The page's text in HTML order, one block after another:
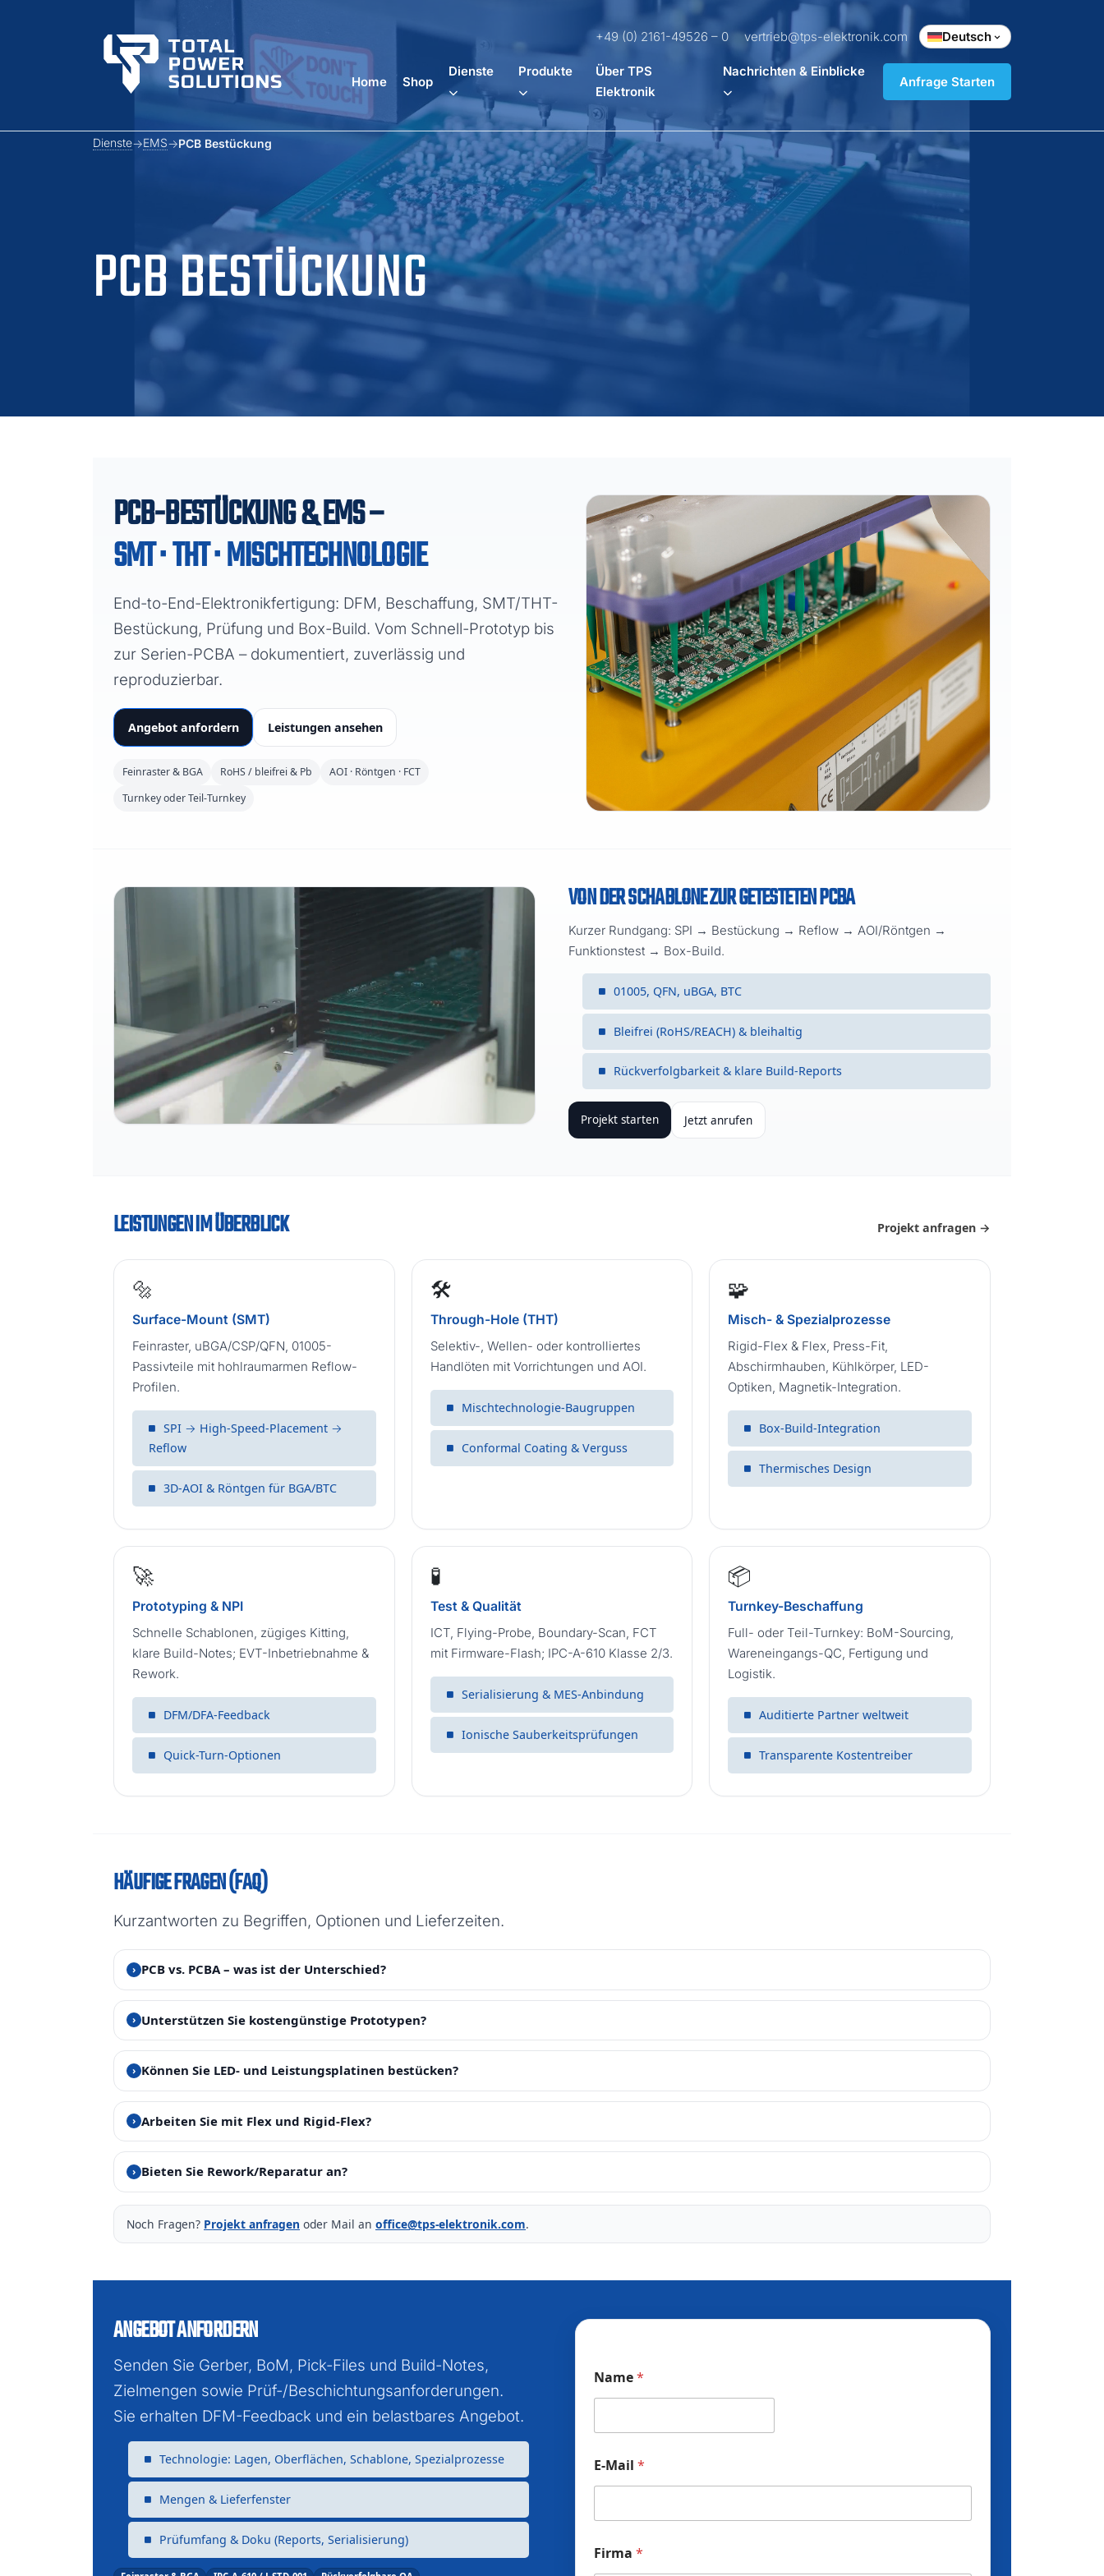
+49 (0) 2161-49526 – 0 vertrieb@tps-elektronik.com Deutsch
Home Shop
Dienste Produkte
Über TPS
Elektronik
Nachrichten & Einblicke
Anfrage Starten
PCB BESTÜCKUNG
Dienste EMS PCB Bestückung
PCB-BESTÜCKUNG & EMS –
SMT · THT · MISCHTECHNOLOGIE
End-to-End-Elektronikfertigung: DFM, Beschaffung, SMT/THT-
Bestückung, Prüfung und Box-Build. Vom Schnell-Prototyp bis
zur Serien-PCBA – dokumentiert, zuverlässig und
reproduzierbar.
Angebot anfordern Leistungen ansehen
Feinraster & BGA RoHS / bleifrei & Pb
AOI · Röntgen · FCT
Turnkey oder Teil-Turnkey
VON DER SCHABLONE ZUR GETESTETEN PCBA
Kurzer Rundgang: SPI → Bestückung → Reflow → AOI/Röntgen →
Funktionstest → Box-Build.
01005, QFN, uBGA, BTC
Bleifrei (RoHS/REACH) & bleihaltig
Rückverfolgbarkeit & klare Build-Reports
Projekt starten Jetzt anrufen
LEISTUNGEN IM ÜBERBLICK Projekt anfragen →
🔩
Surface-Mount (SMT)
Feinraster, uBGA/CSP/QFN, 01005-
Passivteile mit hohlraumarmen Reflow-
Profilen.
SPI → High-Speed-Placement →
Reflow
3D-AOI & Röntgen für BGA/BTC
🛠️
Through-Hole (THT)
Selektiv-, Wellen- oder kontrolliertes
Handlöten mit Vorrichtungen und AOI.
Mischtechnologie-Baugruppen
Conformal Coating & Verguss
🧩
Misch- & Spezialprozesse
Rigid-Flex & Flex, Press-Fit,
Abschirmhauben, Kühlkörper, LED-
Optiken, Magnetik-Integration.
Box-Build-Integration
Thermisches Design
🚀
Prototyping & NPI
Schnelle Schablonen, zügiges Kitting,
klare Build-Notes; EVT-Inbetriebnahme &
Rework.
DFM/DFA-Feedback
Quick-Turn-Optionen
🧪
Test & Qualität
ICT, Flying-Probe, Boundary-Scan, FCT
mit Firmware-Flash; IPC-A-610 Klasse 2/3.
Serialisierung & MES-Anbindung
Ionische Sauberkeitsprüfungen
📦
Turnkey-Beschaffung
Full- oder Teil-Turnkey: BoM-Sourcing,
Wareneingangs-QC, Fertigung und
Logistik.
Auditierte Partner weltweit
Transparente Kostentreiber
HÄUFIGE FRAGEN (FAQ)
Kurzantworten zu Begriffen, Optionen und Lieferzeiten.
› PCB vs. PCBA – was ist der Unterschied?
› Unterstützen Sie kostengünstige Prototypen?
› Können Sie LED- und Leistungsplatinen bestücken?
› Arbeiten Sie mit Flex und Rigid-Flex?
› Bieten Sie Rework/Reparatur an?
Noch Fragen? Projekt anfragen oder Mail an office@tps-elektronik.com.
ANGEBOT ANFORDERN
Senden Sie Gerber, BoM, Pick-Files und Build-Notes,
Zielmengen sowie Prüf-/Beschichtungsanforderungen.
Sie erhalten DFM-Feedback und ein belastbares Angebot.
Technologie: Lagen, Oberflächen, Schablone, Spezialprozesse
Mengen & Lieferfenster
Prüfumfang & Doku (Reports, Serialisierung)
Name*
E-Mail *
Firma *